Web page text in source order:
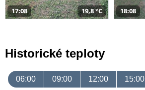
17:08 19,8 °C 18:08
Historické teploty
06:00 09:00 12:00 15:00